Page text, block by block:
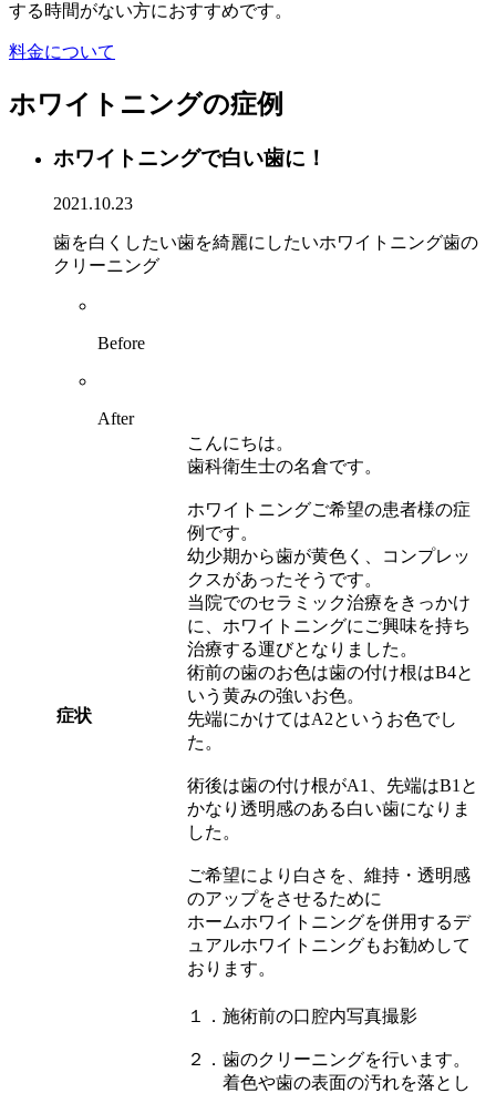
する時間がない方におすすめです。
料金について
ホワイトニングの症例
ホワイトニングで白い歯に！
2021.10.23
歯を白くしたい歯を綺麗にしたいホワイトニング歯の
クリーニング
Before
After
症状
こんにちは。
歯科衛生士の名倉です。
ホワイトニングご希望の患者様の症
例です。
幼少期から歯が黄色く、コンプレッ
クスがあったそうです。
当院でのセラミック治療をきっかけ
に、ホワイトニングにご興味を持ち
治療する運びとなりました。
術前の歯のお色は歯の付け根はB4と
いう黄みの強いお色。
先端にかけてはA2というお色でし
た。
術後は歯の付け根がA1、先端はB1と
かなり透明感のある白い歯になりま
した。
ご希望により白さを、維持・透明感
のアップをさせるために
ホームホワイトニングを併用するデ
ュアルホワイトニングもお勧めして
おります。
１．施術前の口腔内写真撮影
２．歯のクリーニングを行います。
着色や歯の表面の汚れを落とし